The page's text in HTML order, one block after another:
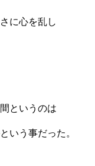
に心を乱し
というのは
いう事だった。